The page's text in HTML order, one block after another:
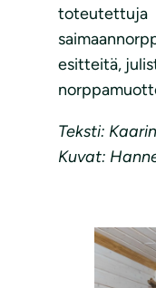
toteutettuja
esitteitä,
Teksti:
Kuvat: